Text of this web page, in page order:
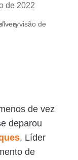
de 2022
de vez
deparou
. Líder
de